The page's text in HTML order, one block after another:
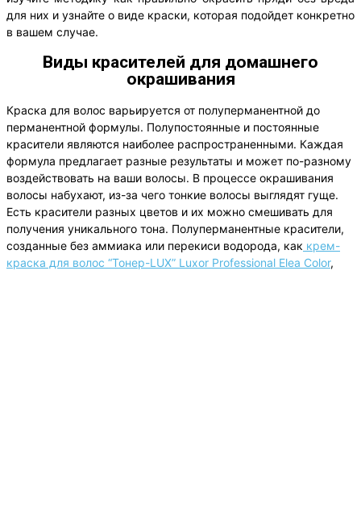
для них и узнайте о виде краски, которая подойдет конкретно
в вашем случае.
Виды красителей для домашнего
окрашивания
Краска для волос варьируется от полуперманентной до
перманентной формулы. Полупостоянные и постоянные
красители являются наиболее распространенными. Каждая
формула предлагает разные результаты и может по-разному
воздействовать на ваши волосы. В процессе окрашивания
волосы набухают, из-за чего тонкие волосы выглядят гуще.
Есть красители разных цветов и их можно смешивать для
получения уникального тона. Полуперманентные красители,
созданные без аммиака или перекиси водорода, как крем-
краска для волос “Тонер-LUX” Luxor Professional Elea Color,